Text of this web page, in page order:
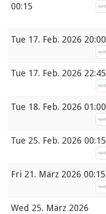
00:15
Tue 17. Feb. 2026 20:00
Tue 17. Feb. 2026 22:45
Tue 18. Feb. 2026 01:00
Tue 25. Feb. 2026 00:15
Fri 21. März 2026 00:15
Wed 25. März 2026